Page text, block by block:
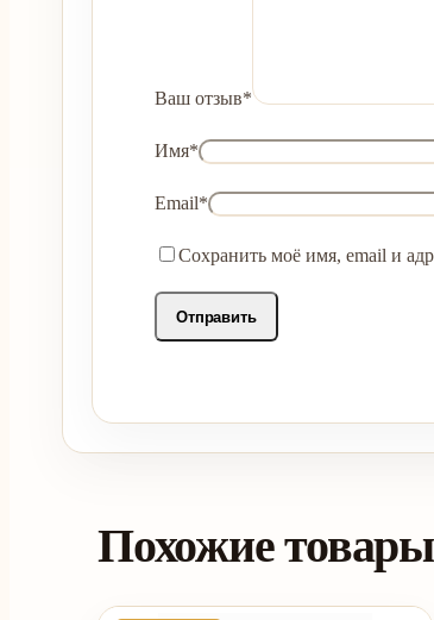
Ваш отзыв*
Имя*
Email*
Сохранить моё имя, email и
Похожие товары